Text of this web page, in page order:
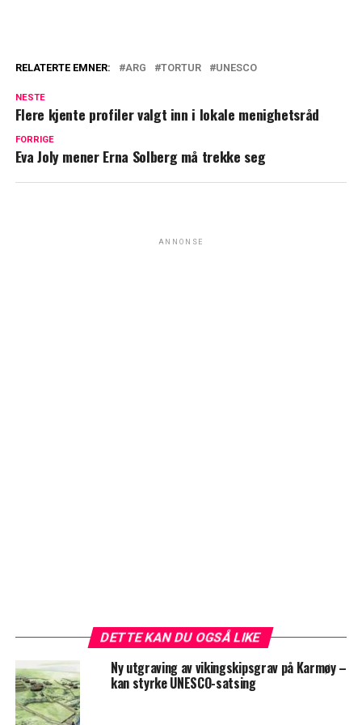
RELATERTE EMNER: ARG TORTUR UNESCO
NESTE
Flere kjente profiler valgt inn i lokale menighetsråd
FORRIGE
Eva Joly mener Erna Solberg må trekke seg
ANNONSE
DETTE KAN DU OGSÅ LIKE
Ny utgraving av vikingskipsgrav på Karmøy –
kan styrke UNESCO-satsing